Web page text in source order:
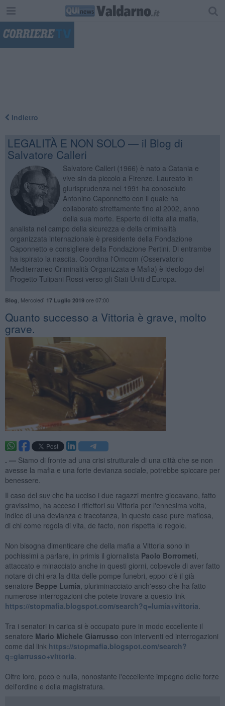
Indietro
LEGALITÀ E NON SOLO — il Blog di
Salvatore Calleri
Salvatore Calleri (1966) è nato a Catania e
vive sin da piccolo a Firenze. Laureato in
giurisprudenza nel 1991 ha conosciuto
Antonino Caponnetto con il quale ha
collaborato strettamente fino al 2002, anno
della sua morte. Esperto di lotta alla mafia,
analista nel campo della sicurezza e della criminalità
organizzata internazionale è presidente della Fondazione
Caponnetto e consigliere della Fondazione Pertini. Di entrambe
ha ispirato la nascita. Coordina l'Omcom (Osservatorio
Mediterraneo Criminalità Organizzata e Mafia) è ideologo del
Progetto Tulipani Rossi verso gli Stati Uniti d'Europa.
Blog Mercoledì 17 Luglio 2019ore 07:00
​Quanto successo a Vittoria è grave, molto
grave.
. — Siamo di fronte ad una crisi strutturale di una città che se non
avesse la mafia e una forte devianza sociale, potrebbe spiccare per
benessere.
Il caso del suv che ha ucciso i due ragazzi mentre giocavano, fatto
gravissimo, ha acceso i riflettori su Vittoria per l'ennesima volta,
indice di una devianza e tracotanza, in questo caso pure mafiosa,
di chi come regola di vita, de facto, non rispetta le regole.
Non bisogna dimenticare che della mafia a Vittoria sono in
pochissimi a parlare, in primis il giornalista Paolo Borrometi
attaccato e minacciato anche in questi giorni, colpevole di aver fatto
notare di chi era la ditta delle pompe funebri, eppoi c'è il già
senatore Beppe Lumia , pluriminacciato anch'esso che ha fatto
numerose interrogazioni che potete trovare a questo link
https://stopmafia.blogspot.com/search?q=lumia+vittoria
Tra i senatori in carica si è occupato pure in modo eccellente il
senatore Mario Michele Giarrusso con interventi ed interrogazioni
come dal link https://stopmafia.blogspot.com/search?
q=giarrusso+vittoria
Oltre loro, poco e nulla, nonostante l'eccellente impegno delle forze
dell'ordine e della magistratura.